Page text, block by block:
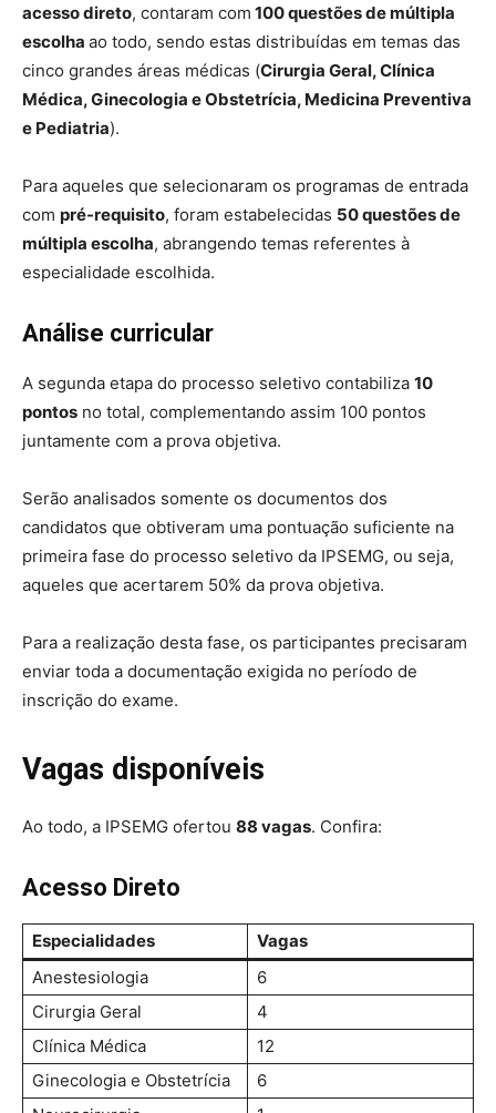
acesso direto, contaram com 100 questões de múltipla
escolha ao todo, sendo estas distribuídas em temas das
cinco grandes áreas médicas (Cirurgia Geral, Clínica
Médica, Ginecologia e Obstetrícia, Medicina Preventiva
e Pediatria).
Para aqueles que selecionaram os programas de entrada
com pré-requisito, foram estabelecidas 50 questões de
múltipla escolha, abrangendo temas referentes à
especialidade escolhida.
Análise curricular
A segunda etapa do processo seletivo contabiliza 10
pontos no total, complementando assim 100 pontos
juntamente com a prova objetiva.
Serão analisados somente os documentos dos
candidatos que obtiveram uma pontuação suficiente na
primeira fase do processo seletivo da IPSEMG, ou seja,
aqueles que acertarem 50% da prova objetiva.
Para a realização desta fase, os participantes precisaram
enviar toda a documentação exigida no período de
inscrição do exame.
Vagas disponíveis
Ao todo, a IPSEMG ofertou 88 vagas. Confira:
Acesso Direto
Especialidades
Vagas
Anestesiologia
6
Cirurgia Geral
4
Clínica Médica
12
Ginecologia e Obstetrícia
6